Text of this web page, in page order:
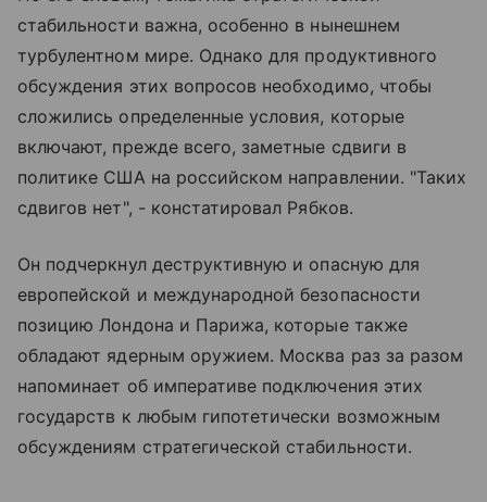
стабильности важна, особенно в нынешнем
турбулентном мире. Однако для продуктивного
обсуждения этих вопросов необходимо, чтобы
сложились определенные условия, которые
включают, прежде всего, заметные сдвиги в
политике США на российском направлении. "Таких
сдвигов нет", - констатировал Рябков.
Он подчеркнул деструктивную и опасную для
европейской и международной безопасности
позицию Лондона и Парижа, которые также
обладают ядерным оружием. Москва раз за разом
напоминает об императиве подключения этих
государств к любым гипотетически возможным
обсуждениям стратегической стабильности.